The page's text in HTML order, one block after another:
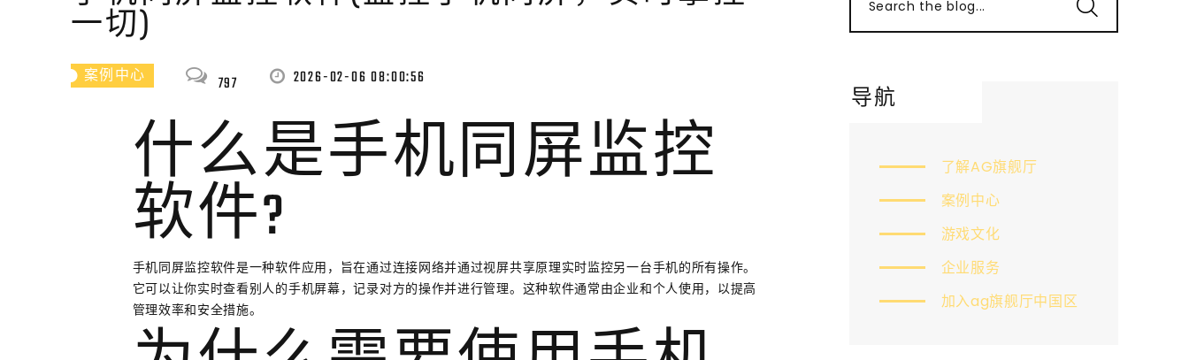
一切)
案例中心 797 2026-02-06 08:00:56
什么是手机同屏监控
软件?
手机同屏监控软件是一种软件应用，旨在通过连接网络并通过视屏共享原理实时监控另一台手机的所有操作。
它可以让你实时查看别人的手机屏幕，记录对方的操作并进行管理。这种软件通常由企业和个人使用，以提高
管理效率和安全措施。
Search the blog...
导航
了解AG旗舰厅
案例中心
游戏文化
企业服务
加入ag旗舰厅中国区